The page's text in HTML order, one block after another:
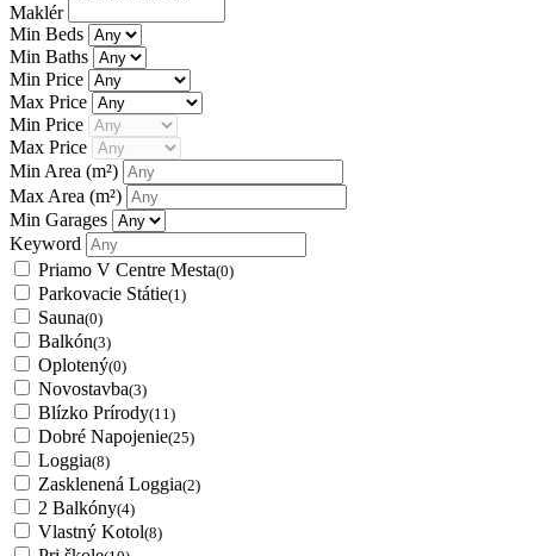
Maklér
Min Beds
Min Baths
Min Price
Max Price
Min Price
Max Price
Min Area (m²)
Max Area (m²)
Min Garages
Keyword
Priamo V Centre Mesta(0)
Parkovacie Státie(1)
Sauna(0)
Balkón(3)
Oplotený(0)
Novostavba(3)
Blízko Prírody(11)
Dobré Napojenie(25)
Loggia(8)
Zasklenená Loggia(2)
2 Balkóny(4)
Vlastný Kotol(8)